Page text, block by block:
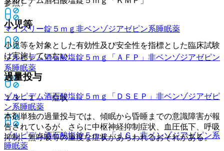
マイスリー錠５ｍｇ 非ベンゾジアゼピン系睡眠薬
ゾルピデム酒石酸塩錠５ｍｇ「ＡＦＰ」 非ベンゾジアゼピン
系睡眠薬
ゾルピデム酒石酸塩錠５ｍｇ「ＤＳＥＰ」 非ベンゾジアゼピ
ン系睡眠薬
ゾルピデム酒石酸塩錠５ｍｇ「ＪＧ」非ベンゾジアゼピン系
睡眠薬
参照〕。
小児等
小児等を対象とした有効性及び安全性を指標とした臨床試験
は実施していない。
過量投与
１３．１． 症状
本剤単独の過量投与では、傾眠から昏睡までの意識障害が報
告されているが、さらに中枢神経抑制症状、血圧低下、呼吸
抑制、無呼吸等の重度な症状があらわれるおそれがある。